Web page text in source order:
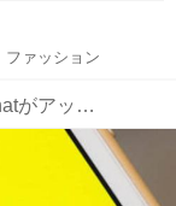
ファッション
人気アプリSnapchatがアップデート内容を公開!